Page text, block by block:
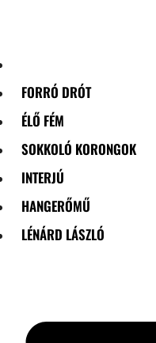
FORRÓ DRÓT
ÉLŐ FÉM
SOKKOLÓ KORONGOK
INTERJÚ
HANGERŐMŰ
LÉNÁRD LÁSZLÓ